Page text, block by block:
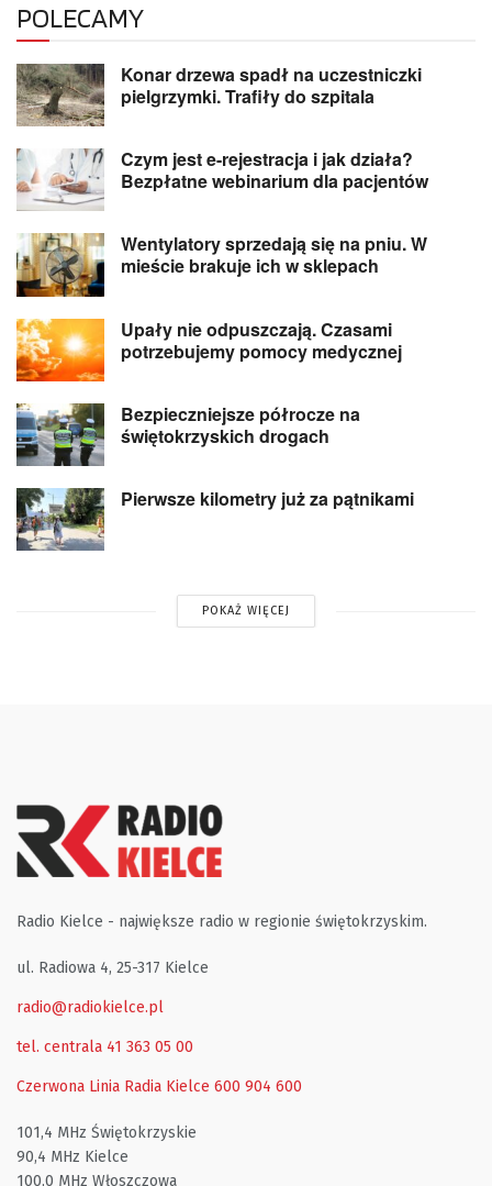
POLECAMY
Konar drzewa spadł na uczestniczki
pielgrzymki. Trafiły do szpitala
Czym jest e-rejestracja i jak działa?
Bezpłatne webinarium dla pacjentów
Wentylatory sprzedają się na pniu. W
mieście brakuje ich w sklepach
Upały nie odpuszczają. Czasami
potrzebujemy pomocy medycznej
Bezpieczniejsze półrocze na
świętokrzyskich drogach
Pierwsze kilometry już za pątnikami
POKAŻ WIĘCEJ
Radio Kielce - największe radio w regionie świętokrzyskim.
ul. Radiowa 4, 25-317 Kielce
radio@radiokielce.pl
tel. centrala 41 363 05 00
Czerwona Linia Radia Kielce 600 904 600
101,4 MHz Świętokrzyskie
90,4 MHz Kielce
100,0 MHz Włoszczowa